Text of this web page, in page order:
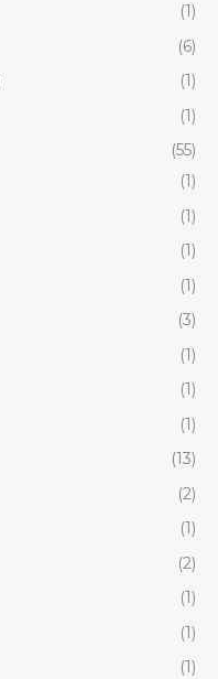
(1)
(6)
(1)
(1)
(55)
(1)
(1)
(1)
(1)
(3)
(1)
(1)
(1)
(13)
(2)
(1)
(2)
(1)
(1)
(1)